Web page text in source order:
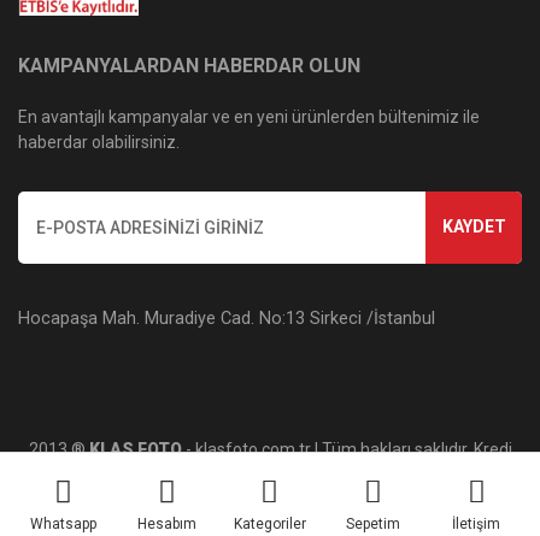
Whatsapp Hesabım Kategoriler Sepetim İletişim
KAMPANYALARDAN HABERDAR OLUN
En avantajlı kampanyalar ve en yeni ürünlerden bültenimiz ile
haberdar olabilirsiniz.
KAYDET
Hocapaşa Mah. Muradiye Cad. No:13 Sirkeci /İstanbul
2013 ®KLAS FOTO- klasfoto.com.tr | Tüm hakları saklıdır. Kredi